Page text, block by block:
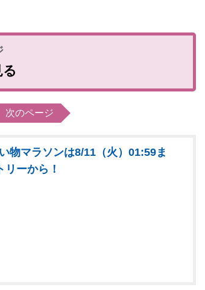
次のページ
物マラソンは8/11（火）01:59ま
ーから！